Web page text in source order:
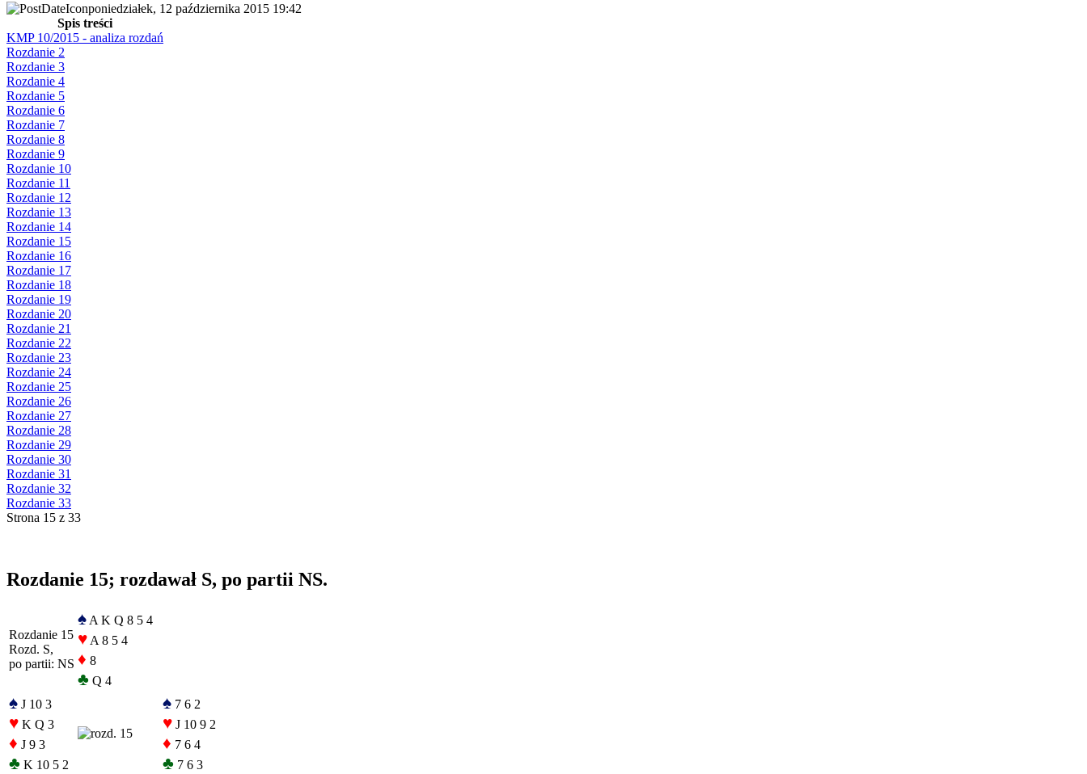
poniedziałek, 12 października 2015 19:42
Spis treści
KMP 10/2015 - analiza rozdań
Rozdanie 2
Rozdanie 3
Rozdanie 4
Rozdanie 5
Rozdanie 6
Rozdanie 7
Rozdanie 8
Rozdanie 9
Rozdanie 10
Rozdanie 11
Rozdanie 12
Rozdanie 13
Rozdanie 14
Rozdanie 15
Rozdanie 16
Rozdanie 17
Rozdanie 18
Rozdanie 19
Rozdanie 20
Rozdanie 21
Rozdanie 22
Rozdanie 23
Rozdanie 24
Rozdanie 25
Rozdanie 26
Rozdanie 27
Rozdanie 28
Rozdanie 29
Rozdanie 30
Rozdanie 31
Rozdanie 32
Rozdanie 33
Strona 15 z 33
Rozdanie 15; rozdawał S, po partii NS.
Rozdanie 15
Rozd. S,
po partii: NS
♠ A K Q 8 5 4
♥ A 8 5 4
♦ 8
♣ Q 4
♠ J 10 3
♥ K Q 3
♦ J 9 3
♣ K 10 5 2
♠ 7 6 2
♥ J 10 9 2
♦ 7 6 4
♣ 7 6 3